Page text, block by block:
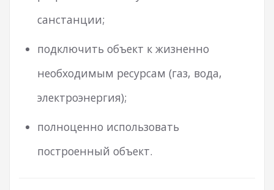
санстанции;
подключить объект к жизненно
необходимым ресурсам (газ, вода,
электроэнергия);
полноценно использовать
построенный объект.